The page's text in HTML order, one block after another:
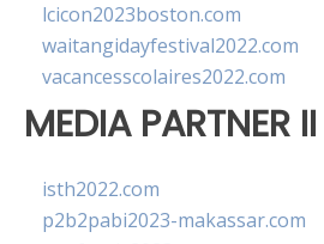
lcicon2023boston.com
waitangidayfestival2022.com
vacancesscolaires2022.com
MEDIA PARTNER II
isth2022.com
p2b2pabi2023-makassar.com